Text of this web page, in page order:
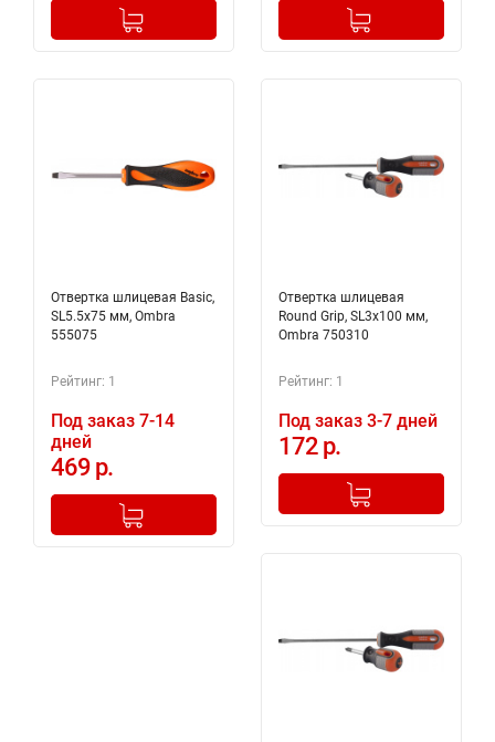
+
Добавлено в корзину +
Добавлено в корзину
Отвертка шлицевая Basic,
SL5.5х75 мм, Ombra
555075
Рейтинг: 1
Под заказ 7-14
дней
469 р.
+
Добавлено в корзину
Отвертка шлицевая
Round Grip, SL3x100 мм,
Ombra 750310
Рейтинг: 1
Под заказ 3-7 дней
172 р.
+
Добавлено в корзину